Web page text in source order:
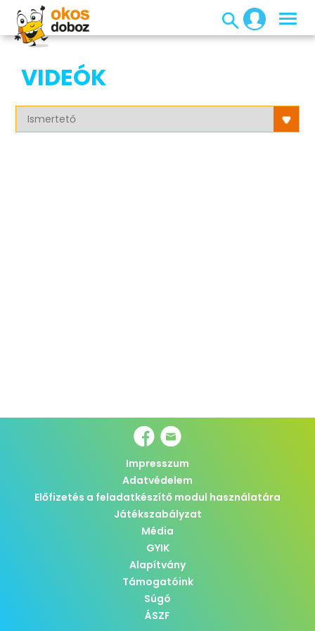
VIDEÓK
Impresszum
Adatvédelem
Előfizetés a feladatkészítő modul használatára
Játékszabályzat
Média
GYIK
Alapítvány
Támogatóink
Súgó
ÁSZF